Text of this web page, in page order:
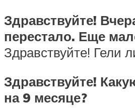
Здравствуйте!
перестало. Еще
Здравствуйте! Гели
Здравствуйте!
на 9 месяце?